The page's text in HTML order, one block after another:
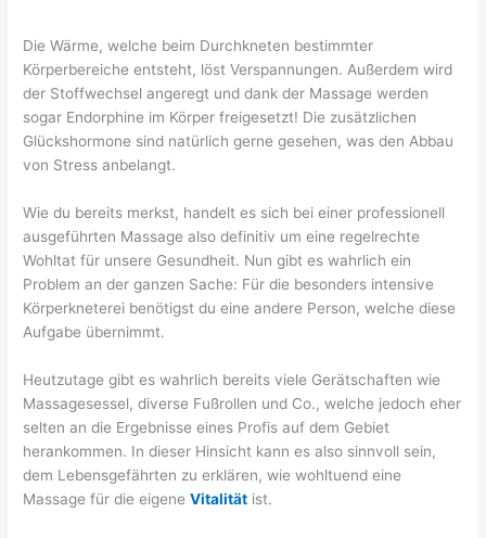
Die Wärme, welche beim Durchkneten bestimmter
Körperbereiche entsteht, löst Verspannungen. Außerdem wird
der Stoffwechsel angeregt und dank der Massage werden
sogar Endorphine im Körper freigesetzt! Die zusätzlichen
Glückshormone sind natürlich gerne gesehen, was den Abbau
von Stress anbelangt.
Wie du bereits merkst, handelt es sich bei einer professionell
ausgeführten Massage also definitiv um eine regelrechte
Wohltat für unsere Gesundheit. Nun gibt es wahrlich ein
Problem an der ganzen Sache: Für die besonders intensive
Körperkneterei benötigst du eine andere Person, welche diese
Aufgabe übernimmt.
Heutzutage gibt es wahrlich bereits viele Gerätschaften wie
Massagesessel, diverse Fußrollen und Co., welche jedoch eher
selten an die Ergebnisse eines Profis auf dem Gebiet
herankommen. In dieser Hinsicht kann es also sinnvoll sein,
dem Lebensgefährten zu erklären, wie wohltuend eine
Massage für die eigeneVitalität ist.